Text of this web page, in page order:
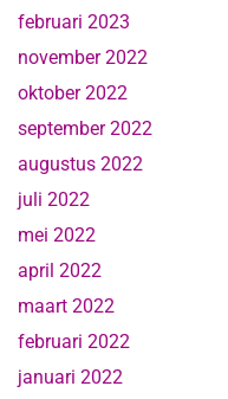
februari 2023
november 2022
oktober 2022
september 2022
augustus 2022
juli 2022
mei 2022
april 2022
maart 2022
februari 2022
januari 2022